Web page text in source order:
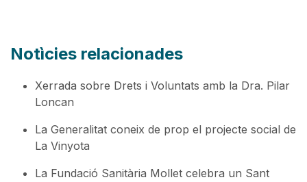
Notìcies relacionades
Xerrada sobre Drets i Voluntats amb la Dra. Pilar
Loncan
La Generalitat coneix de prop el projecte social de
La Vinyota
La Fundació Sanitària Mollet celebra un Sant